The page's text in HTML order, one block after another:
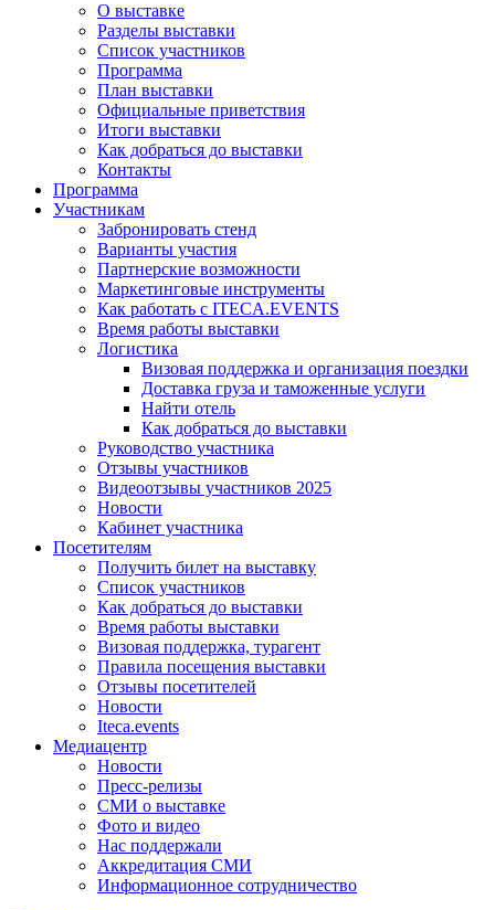
О выставке
Разделы выставки
Список участников
Программа
План выставки
Официальные приветствия
Итоги выставки
Как добраться до выставки
Контакты
Программа
Участникам
Забронировать стенд
Варианты участия
Партнерские возможности
Маркетинговые инструменты
Как работать с ITECA.EVENTS
Время работы выставки
Логистика
Визовая поддержка и организация поездки
Доставка груза и таможенные услуги
Найти отель
Как добраться до выставки
Руководство участника
Отзывы участников
Видеоотзывы участников 2025
Новости
Кабинет участника
Посетителям
Получить билет на выставку
Список участников
Как добраться до выставки
Время работы выставки
Визовая поддержка, турагент
Правила посещения выставки
Отзывы посетителей
Новости
Iteca.events
Медиацентр
Новости
Пресс-релизы
СМИ о выставке
Фото и видео
Нас поддержали
Аккредитация СМИ
Информационное сотрудничество